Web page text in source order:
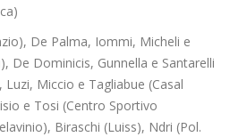
De Palma, Iommi, Micheli e
De Dominicis, Gunnella e Santarelli
Miccio e Tagliabue (Casal
e Tosi (Centro Sportivo
Biraschi (Luiss), Ndri (Pol.